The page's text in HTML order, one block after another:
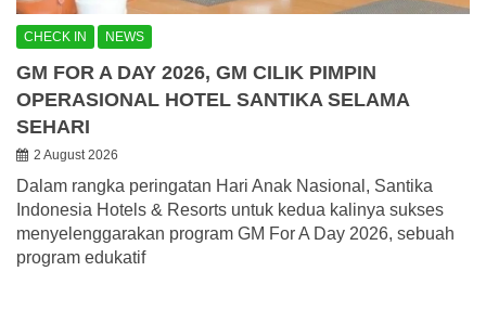
CHECK IN NEWS
GM FOR A DAY 2026, GM CILIK PIMPIN
OPERASIONAL HOTEL SANTIKA SELAMA
SEHARI
2 August 2026
Dalam rangka peringatan Hari Anak Nasional, Santika
Indonesia Hotels & Resorts untuk kedua kalinya sukses
menyelenggarakan program GM For A Day 2026, sebuah
program edukatif